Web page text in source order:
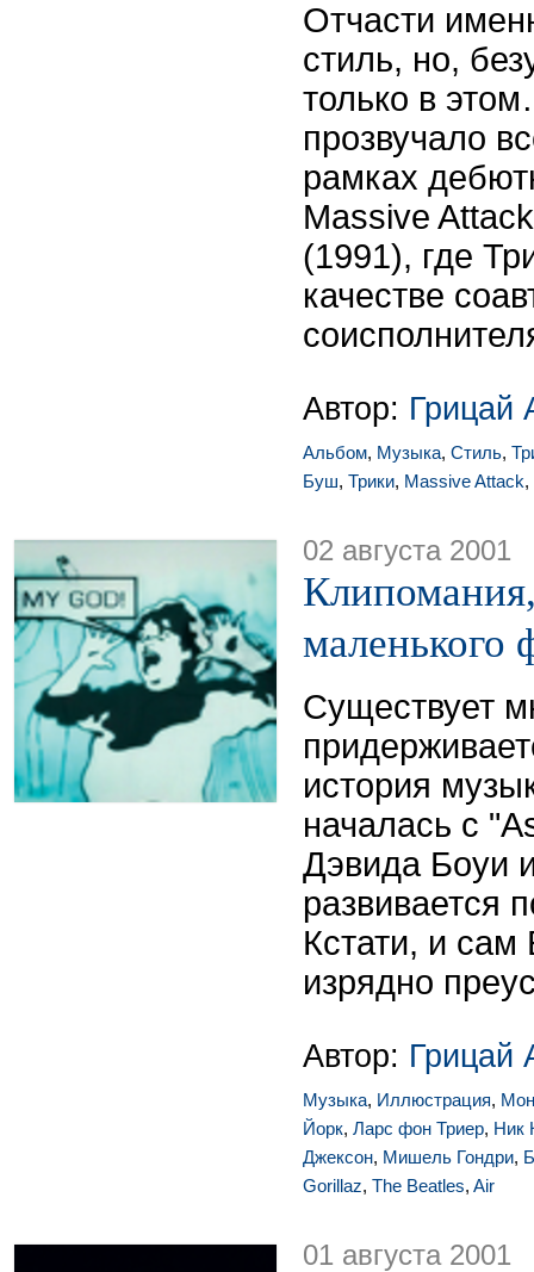
Отчасти
стиль, но,
только в
прозвучало
рамках
Massive
(1991), где
качестве
Автор: Грицай
Альбом, Музыка, Стиль,
Буш, Трики, Massive Attack,
02 августа 2001
маленького
Существует
история
началась с
Дэвида Боуи
развивается
Кстати, и
изрядно
Автор: Грицай
Музыка, Иллюстрация,
Йорк, Ларс фон Триер, Ник
Джексон, Мишель Гондри,
Gorillaz, The Beatles, Air
01 августа 2001